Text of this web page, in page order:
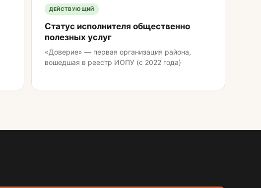
ДЕЙСТВУЮЩИЙ
Статус исполнителя общественно
полезных услуг
«Доверие» — первая организация района,
вошедшая в реестр ИОПУ (с 2022 года)